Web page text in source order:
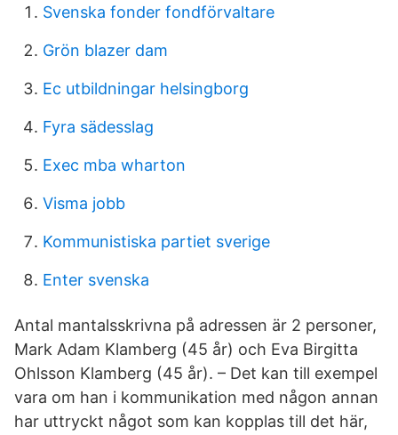
Svenska fonder fondförvaltare
Grön blazer dam
Ec utbildningar helsingborg
Fyra sädesslag
Exec mba wharton
Visma jobb
Kommunistiska partiet sverige
Enter svenska
Antal mantalsskrivna på adressen är 2 personer,
Mark Adam Klamberg (45 år) och Eva Birgitta
Ohlsson Klamberg (45 år). – Det kan till exempel
vara om han i kommunikation med någon annan
har uttryckt något som kan kopplas till det här,